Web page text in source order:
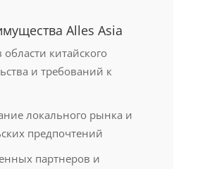
Alles Asia
области китайского
и требований к
локального рынка и
предпочтений
партнеров и